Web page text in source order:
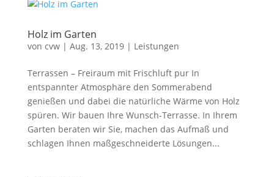
Holz im Garten
von cvw| Aug. 13, 2019| Leistungen
Terrassen – Freiraum mit Frischluft pur In
entspannter Atmosphäre den Sommerabend
genießen und dabei die natürliche Wärme von Holz
spüren. Wir bauen Ihre Wunsch-Terrasse. In Ihrem
Garten beraten wir Sie, machen das Aufmaß und
schlagen Ihnen maßgeschneiderte Lösungen...